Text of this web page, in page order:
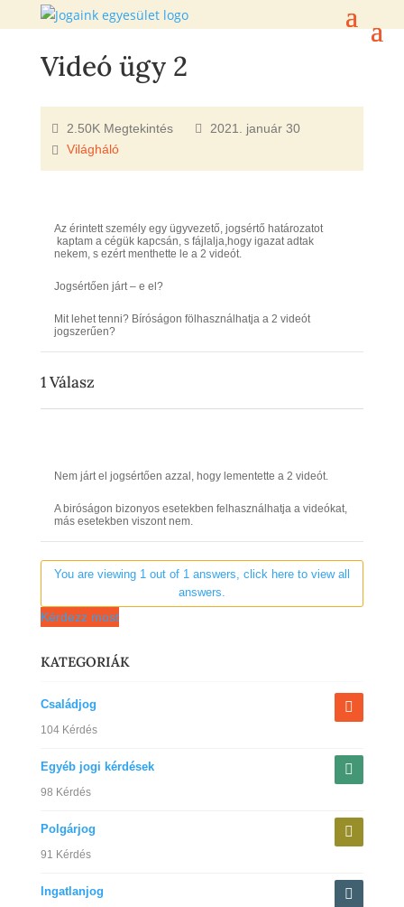
Videó ügy 2
2.50K Megtekintés
2021. január 30
Világháló
Az érintett személy egy ügyvezető, jogsértő határozatot
kaptam a cégük kapcsán, s fájlalja,hogy igazat adtak
nekem, s ezért menthette le a 2 videót.
Jogsértően járt – e el?
Mit lehet tenni? Bíróságon fölhasználhatja a 2 videót
jogszerűen?
1Válasz
Nem járt el jogsértően azzal, hogy lementette a 2 videót.
A biróságon bizonyos esetekben felhasználhatja a videókat,
más esetekben viszont nem.
You are viewing 1 out of 1 answers, click here to view all
answers.
Kérdezz most
KATEGORIÁK
Családjog
104 Kérdés
Egyéb jogi kérdések
98 Kérdés
Polgárjog
91 Kérdés
Ingatlanjog